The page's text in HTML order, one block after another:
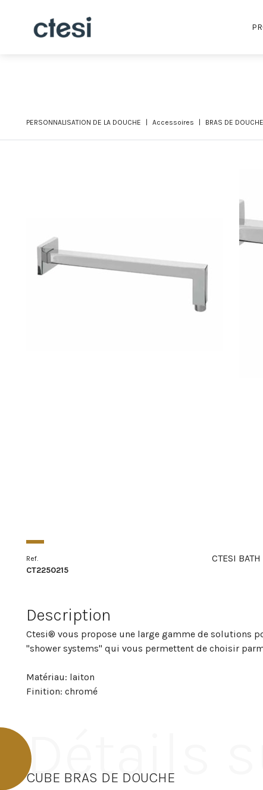
PERSONNALISATION DE LA DOUCHE Accessoires BRAS DE DOUCHE
Ref.
CT2250215
CTESI BATH
Description
Ctesi® vous propose une large gamme de solutions
"shower systems" qui vous permettent de choisir
Matériau: laiton
Finition: chromé
Détails
CUBE BRAS DE DOUCHE